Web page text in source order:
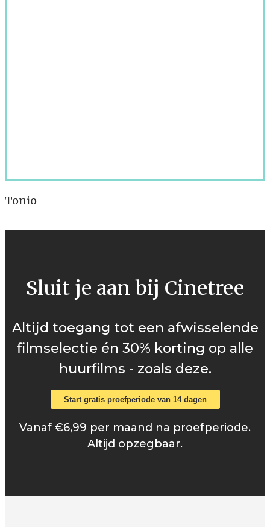
Tonio
Sluit je aan bij Cinetree
Altijd toegang tot een afwisselende
filmselectie én 30% korting op alle
huurfilms - zoals deze.
Start gratis proefperiode van 14 dagen
Vanaf €6,99 per maand na proefperiode.
Altijd opzegbaar.